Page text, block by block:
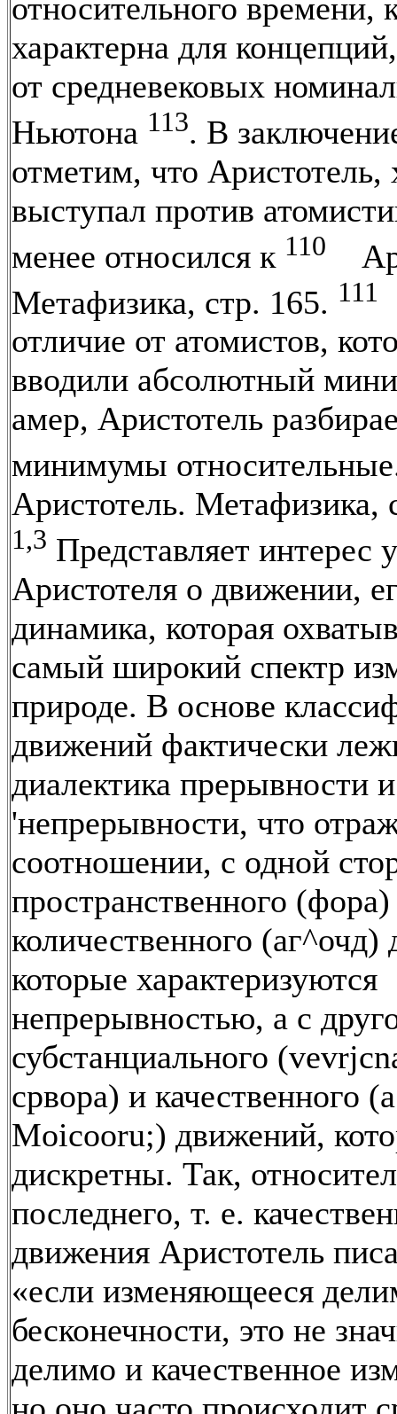
относительного времени,
характерна для
от средневековых
Ньютона 113. В
отметим, что Аристотель,
выступал против
менее относился к 110
Метафизика, стр. 165. 111
отличие от атомистов,
вводили абсолютный
амер, Аристотель
минимумы
Аристотель. Метафизика,
1,3 Представляет интерес
Аристотеля о движении,
динамика, которая
самый широкий спектр
природе. В основе
движений фактически
диалектика прерывности и
'непрерывности, что
соотношении, с одной
пространственного
количественного
которые характеризуются
непрерывностью, а с
субстанциального
срвора) и качественного (a
Moicooru;) движений,
дискретны. Так,
последнего, т. е.
движения Аристотель
«если изменяющееся
бесконечности, это не
делимо и качественное